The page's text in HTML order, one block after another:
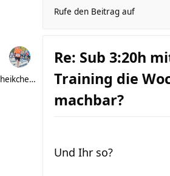
Rufe den Beitrag auf
heikchen007
Re: Sub 3:20h
Training die
machbar?
Und Ihr so?